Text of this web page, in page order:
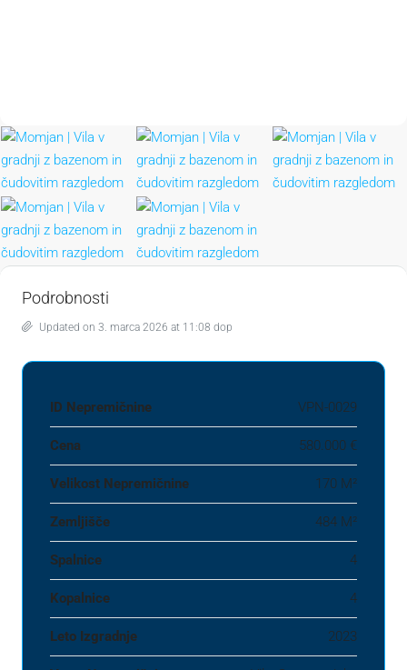
Podrobnosti
Updated on 3. marca 2026 at 11:08 dop
ID Nepremičnine VPN-0029
Cena 580.000 €
Velikost Nepremičnine 170 M²
Zemljišče 484 M²
Spalnice 4
Kopalnice 4
Leto Izgradnje 2023